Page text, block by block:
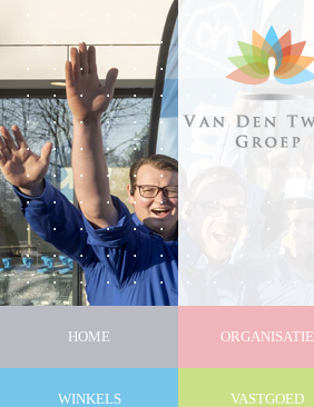
HOME ORGANISATIE
WINKELS VASTGOED